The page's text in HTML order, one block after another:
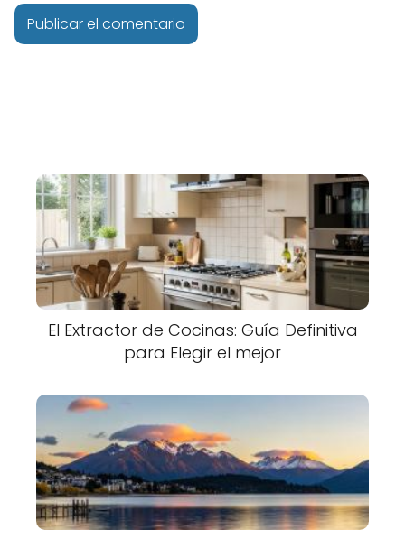
El Extractor de Cocinas: Guía Definitiva
para Elegir el mejor